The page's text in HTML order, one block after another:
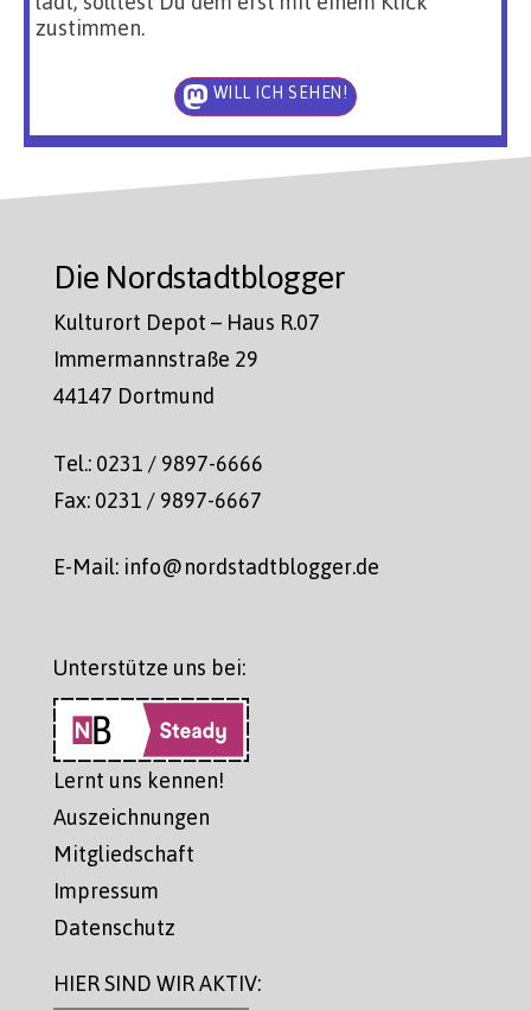
zustimmen.
WILL ICH SEHEN!
Die Nordstadtblogger
Kulturort Depot – Haus R.07
Immermannstraße 29
44147 Dortmund
Tel.: 0231 / 9897-6666
Fax: 0231 / 9897-6667
E-Mail: info@nordstadtblogger.de
Unterstütze uns bei:
Lernt uns kennen!
Auszeichnungen
Mitgliedschaft
Impressum
Datenschutz
HIER SIND WIR AKTIV: